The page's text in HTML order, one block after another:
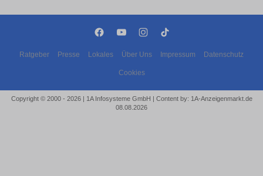
Ratgeber Presse Lokales Über Uns Impressum Datenschutz
Cookies
Copyright © 2000 - 2026 | 1A Infosysteme GmbH | Content by: 1A-Anzeigenmarkt.de
08.08.2026